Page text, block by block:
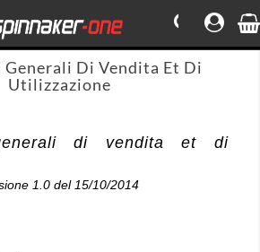
Di Vendita Et Di
Utilizzazione
di vendita et di
1.0 del 15/10/2014